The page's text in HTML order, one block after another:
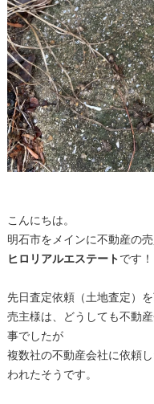
こんにちは。
明石市をメインに不動産の
ヒロリアルエステートです！
先日査定依頼（土地査定）
売主様は、どうしても不動
事でしたが
複数社の不動産会社に依頼
われたそうです。